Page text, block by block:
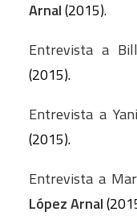
Arnal(2015).
Entrevista a
(2015).
Entrevista a
(2015).
Entrevista a
López Arnal